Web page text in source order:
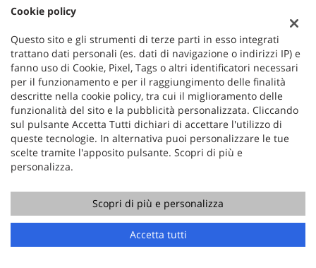
Sede di Villanova di Castenaso
Via Giacomo Matteotti, 2
40055 Villanova di Castenaso (BO)
Cellulare::
+39 339 654 6907
Cookie policy
Questo sito e gli strumenti di terze parti in esso integrati
trattano dati personali (es. dati di navigazione o indirizzi IP) e
fanno uso di Cookie, Pixel, Tags o altri identificatori necessari
per il funzionamento e per il raggiungimento delle finalità
descritte nella cookie policy, tra cui il miglioramento delle
funzionalità del sito e la pubblicità personalizzata. Cliccando
sul pulsante Accetta Tutti dichiari di accettare l'utilizzo di
queste tecnologie. In alternativa puoi personalizzare le tue
scelte tramite l'apposito pulsante. Scopri di più e
personalizza.
Scopri di più e personalizza
Accetta tutti